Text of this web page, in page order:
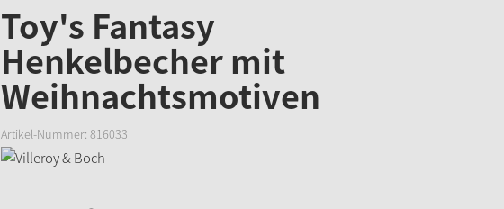
Toy's Fantasy
Henkelbecher mit
Weihnachtsmotiven
Artikel-Nummer: 816033